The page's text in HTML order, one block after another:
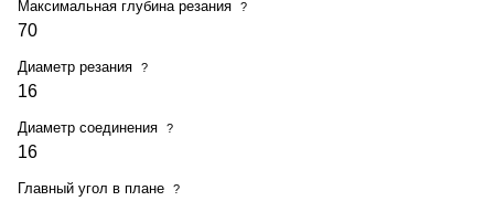
Максимальная глубина резания ?
70
Диаметр резания ?
16
Диаметр соединения ?
16
Главный угол в плане ?